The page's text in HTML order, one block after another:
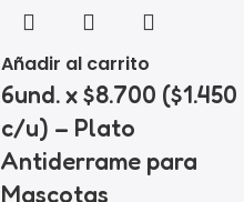
Añadir al carrito
6und. x $8.700 ($1.450
c/u) – Plato
Antiderrame para
Mascotas